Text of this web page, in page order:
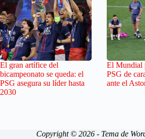
El gran artífice del
bicampeonato se queda: el
PSG asegura su líder hasta
2030
El Mundial
PSG de
ante el
Copyright © 2026 - Tema de